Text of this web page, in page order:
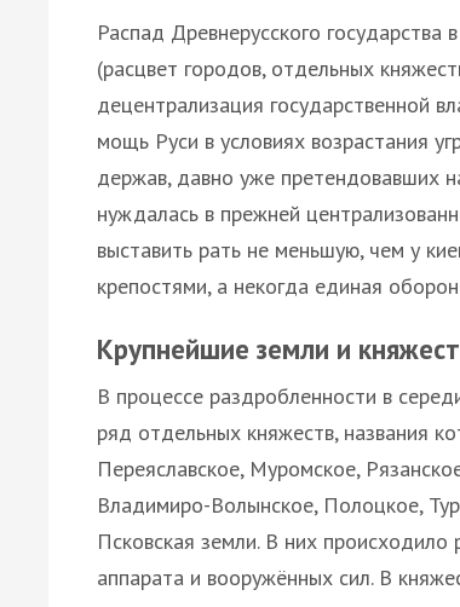
Распад Древнерусского
(расцвет городов, отдельных
децентрализация государственной
мощь Руси в условиях возрастания
держав, давно уже претендовавших
нуждалась в прежней
выставить рать не меньшую, чем у
крепостями, а некогда единая
Крупнейшие земли и
В процессе раздробленности в
ряд отдельных княжеств, названия
Переяславское, Муромское,
Владимиро-Волынское, Полоцкое,
Псковская земли. В них происходило
аппарата и вооружённых сил. В